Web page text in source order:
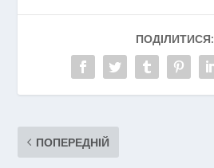
ПОДІЛИТИСЯ:
ПОПЕРЕДНІЙ